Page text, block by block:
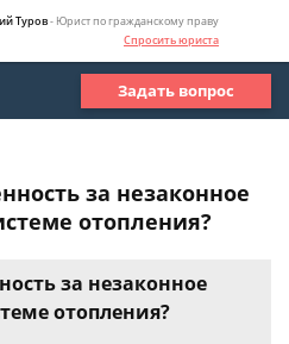
Туров- Юрист по гражданскому праву
Спросить юриста
Задать вопрос
за незаконное
отопления?
за незаконное
отопления?